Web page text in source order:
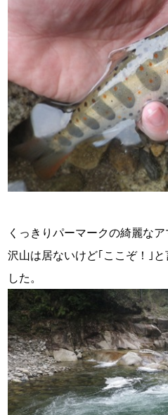
くっきりパーマークの綺麗な
沢山は居ないけど｢ここぞ！｣
した。